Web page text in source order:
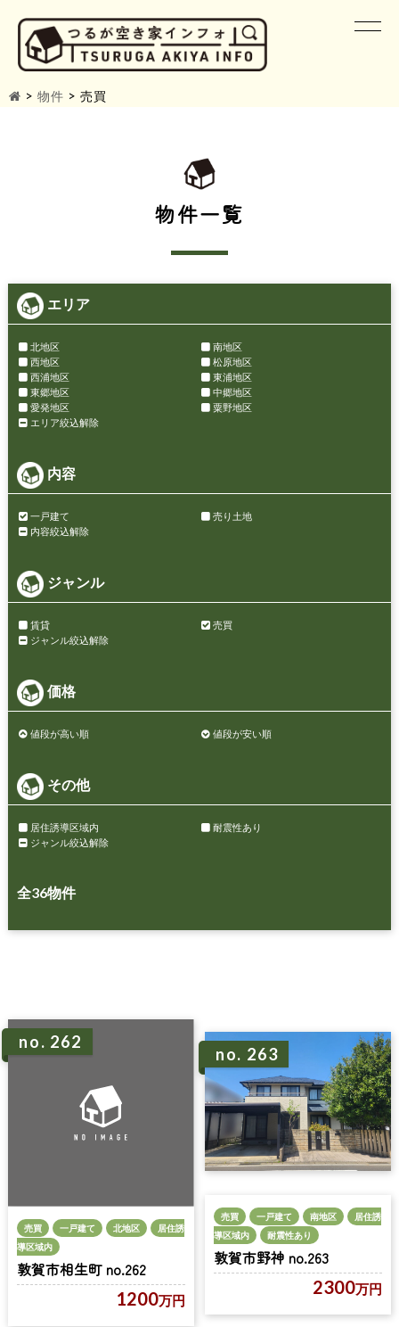
> 物件 > 売買
物件一覧
エリア
北地区
南地区
西地区
松原地区
西浦地区
東浦地区
東郷地区
中郷地区
愛発地区
粟野地区
エリア絞込解除
内容
一戸建て
売り土地
内容絞込解除
ジャンル
賃貸
売買
ジャンル絞込解除
価格
値段が高い順 値段が安い順
その他
居住誘導区域内
耐震性あり
ジャンル絞込解除
全36物件
no. 262
売買 一戸建て 北地区
居住誘
導区域内
敦賀市相生町 no.262
1200万円
no. 263
売買 一戸建て 南地区
居住誘
導区域内
耐震性あり
敦賀市野神 no.263
2300万円